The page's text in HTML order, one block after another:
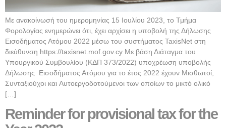
Με ανακοίνωσή του ημερομηνίας 15 Ιουλίου 2023, το Τμήμα
Φορολογίας ενημερώνει ότι, έχει αρχίσει η υποβολή της Δήλωσης
Εισοδήματος Ατόμου 2022 μέσω του συστήματος TaxisNet στη
διεύθυνση https://taxisnet.mof.gov.cy Με βάση Διάταγμα του
Υπουργικού Συμβουλίου (ΚΔΠ 373/2022) υποχρέωση υποβολής
Δήλωσης Εισοδήματος Ατόμου για το έτος 2022 έχουν Μισθωτοί,
Συνταξιούχοι και Aυτοεργοδοτούμενοι των οποίων το μικτό ολικό
[…]
Reminder for provisional tax for the